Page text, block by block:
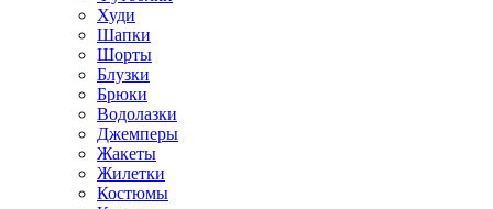
Худи
Шапки
Шорты
Блузки
Брюки
Водолазки
Джемперы
Жакеты
Жилетки
Костюмы